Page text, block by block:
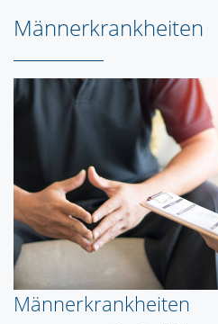
Männerkrankheiten
Männerkrankheiten